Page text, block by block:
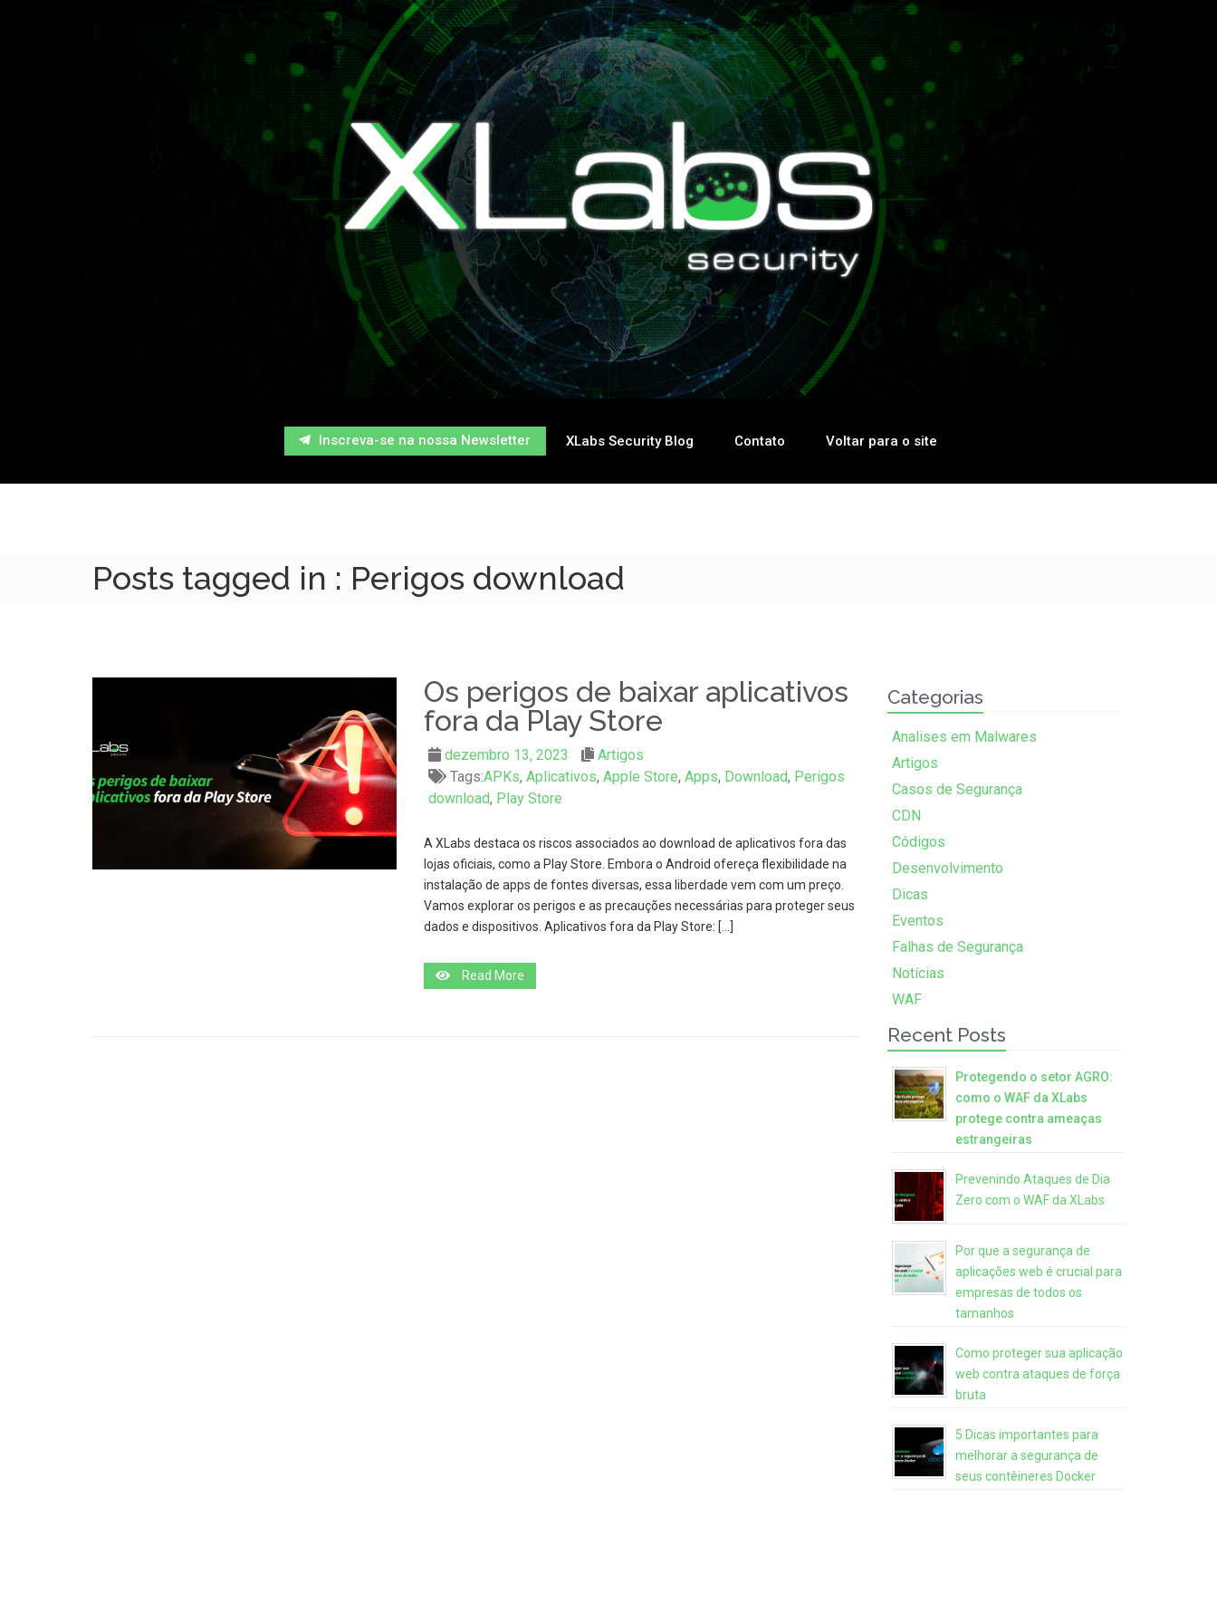
Inscreva-se na nossa Newsletter XLabs Security Blog Contato Voltar para o site
Posts tagged in : Perigos download
Os perigos de baixar aplicativos
fora da Play Store
dezembro 13, 2023
Artigos
Tags:APKs, Aplicativos, Apple Store, Apps, Download, Perigos
download, Play Store
A XLabs destaca os riscos associados ao download de aplicativos fora das
lojas oficiais, como a Play Store. Embora o Android ofereça flexibilidade na
instalação de apps de fontes diversas, essa liberdade vem com um preço.
Vamos explorar os perigos e as precauções necessárias para proteger seus
dados e dispositivos. Aplicativos fora da Play Store: […]
Read More
Categorias
Analises em Malwares
Artigos
Casos de Segurança
CDN
Códigos
Desenvolvimento
Dicas
Eventos
Falhas de Segurança
Notícias
WAF
Recent Posts
Protegendo o setor AGRO:
como o WAF da XLabs
protege contra ameaças
estrangeiras
Prevenindo Ataques de Dia
Zero com o WAF da XLabs
Por que a segurança de
aplicações web é crucial para
empresas de todos os
tamanhos
Como proteger sua aplicação
web contra ataques de força
bruta
5 Dicas importantes para
melhorar a segurança de
seus contêineres Docker